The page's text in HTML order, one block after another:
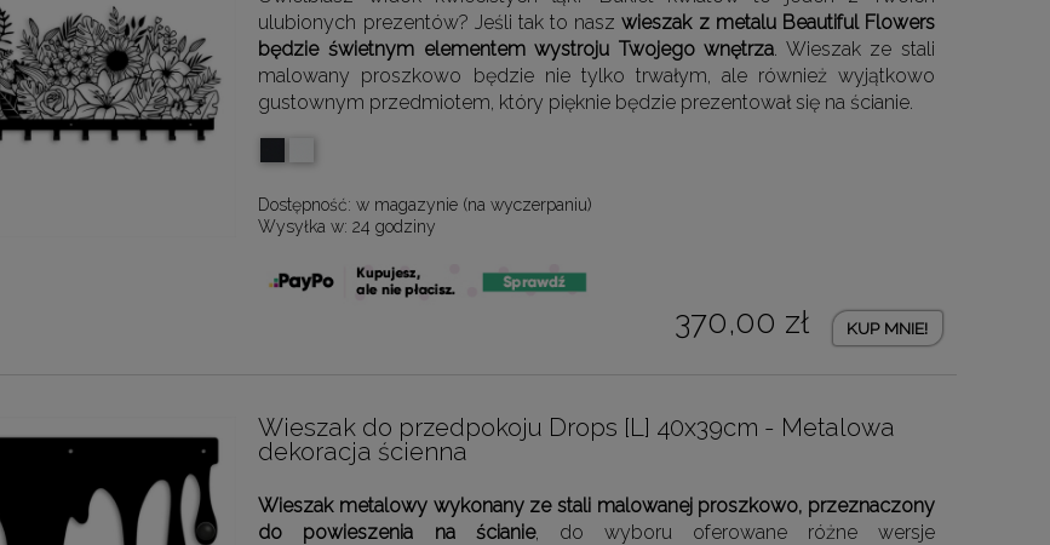
ulubionych prezentów? Jeśli tak to naszwieszak z metalu Beautiful Flowers
będzie świetnym elementem wystroju Twojego wnętrza . Wieszak ze stali
malowany proszkowo będzie nie tylko trwałym, ale również wyjątkowo
gustownym przedmiotem, który pięknie będzie prezentował się na ścianie.
Dostępność: w magazynie (na wyczerpaniu)
Wysyłka w: 24 godziny
370,00 zł KUP MNIE!
Wieszak do przedpokoju Drops [L] 40x39cm - Metalowa
dekoracja ścienna
Wieszak metalowy wykonany ze stali malowanej proszkowo, przeznaczony
do powieszenia na ścianie, do wyboru oferowane różne wersje